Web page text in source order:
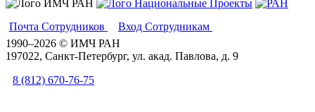
Почта Сотрудников Вход Сотрудникам
1990–2026 © ИМЧ РАН
197022, Санкт-Петербург, ул. акад. Павлова, д. 9
8 (812) 670-76-75